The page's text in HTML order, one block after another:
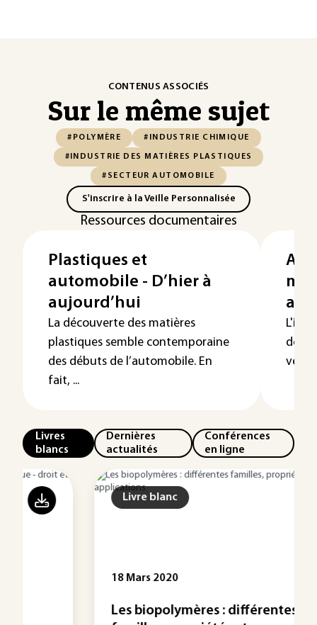
CONTENUS ASSOCIÉS
Sur le même sujet
#POLYMÈRE #INDUSTRIE CHIMIQUE
#INDUSTRIE DES MATIÈRES PLASTIQUES
#SECTEUR AUTOMOBILE
S'inscrire à la Veille Personnalisée
Ressources documentaires
Plastiques et
automobile - D’hier à
aujourd’hui
La découverte des matières
plastiques semble contemporaine
des débuts de l’automobile. En
fait, ...
de la
Livres
blancs
Dernières
actualités
Conférences
en ligne
Livre blanc
18 Mars 2020
Les biopolymères : différentes